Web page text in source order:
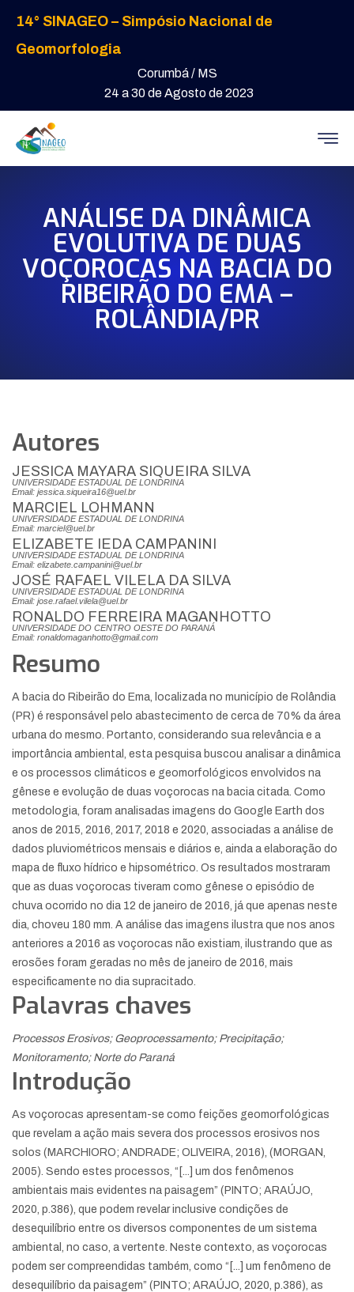
14° SINAGEO – Simpósio Nacional de
Geomorfologia
Corumbá / MS
24 a 30 de Agosto de 2023
ANÁLISE DA DINÂMICA
EVOLUTIVA DE DUAS
VOÇOROCAS NA BACIA DO
RIBEIRÃO DO EMA –
ROLÂNDIA/PR
Autores
JESSICA MAYARA SIQUEIRA SILVA
UNIVERSIDADE ESTADUAL DE LONDRINA
Email: jessica.siqueira16@uel.br
MARCIEL LOHMANN
UNIVERSIDADE ESTADUAL DE LONDRINA
Email: marciel@uel.br
ELIZABETE IEDA CAMPANINI
UNIVERSIDADE ESTADUAL DE LONDRINA
Email: elizabete.campanini@uel.br
JOSÉ RAFAEL VILELA DA SILVA
UNIVERSIDADE ESTADUAL DE LONDRINA
Email: jose.rafael.vilela@uel.br
RONALDO FERREIRA MAGANHOTTO
UNIVERSIDADE DO CENTRO OESTE DO PARANÁ
Email: ronaldomaganhotto@gmail.com
Resumo
A bacia do Ribeirão do Ema, localizada no município de Rolândia
(PR) é responsável pelo abastecimento de cerca de 70% da área
urbana do mesmo. Portanto, considerando sua relevância e a
importância ambiental, esta pesquisa buscou analisar a dinâmica
e os processos climáticos e geomorfológicos envolvidos na
gênese e evolução de duas voçorocas na bacia citada. Como
metodologia, foram analisadas imagens do Google Earth dos
anos de 2015, 2016, 2017, 2018 e 2020, associadas a análise de
dados pluviométricos mensais e diários e, ainda a elaboração do
mapa de fluxo hídrico e hipsométrico. Os resultados mostraram
que as duas voçorocas tiveram como gênese o episódio de
chuva ocorrido no dia 12 de janeiro de 2016, já que apenas neste
dia, choveu 180 mm. A análise das imagens ilustra que nos anos
anteriores a 2016 as voçorocas não existiam, ilustrando que as
erosões foram geradas no mês de janeiro de 2016, mais
especificamente no dia supracitado.
Palavras chaves
Processos Erosivos; Geoprocessamento; Precipitação;
Monitoramento; Norte do Paraná
Introdução
As voçorocas apresentam-se como feições geomorfológicas
que revelam a ação mais severa dos processos erosivos nos
solos (MARCHIORO; ANDRADE; OLIVEIRA, 2016), (MORGAN,
2005). Sendo estes processos, “[...] um dos fenômenos
ambientais mais evidentes na paisagem” (PINTO; ARAÚJO,
2020, p.386), que podem revelar inclusive condições de
desequilíbrio entre os diversos componentes de um sistema
ambiental, no caso, a vertente. Neste contexto, as voçorocas
podem ser compreendidas também, como “[...] um fenômeno de
desequilíbrio da paisagem” (PINTO; ARAÚJO, 2020, p.386), as